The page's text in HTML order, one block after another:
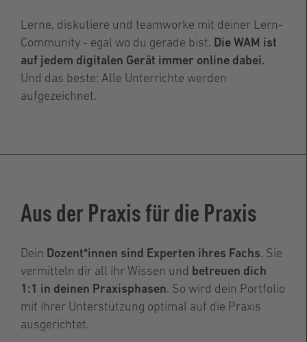
Lerne, diskutiere und teamworke mit deiner Lern-
Community - egal wo du gerade bist. Die WAM ist
auf jedem digitalen Gerät immer online dabei.
Und das beste: Alle Unterrichte werden
aufgezeichnet.
Aus der Praxis für die Praxis
Dein Dozent*innen sind Experten ihres Fachs. Sie
vermitteln dir all ihr Wissen und betreuen dich
1:1 in deinen Praxisphasen. So wird dein Portfolio
mit ihrer Unterstützung optimal auf die Praxis
ausgerichtet.